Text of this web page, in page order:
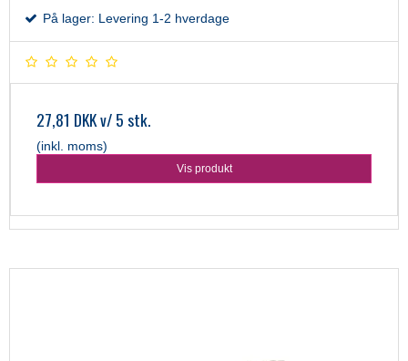
På lager: Levering 1-2 hverdage
27,81 DKKv/ 5 stk.
(inkl. moms)
Vis produkt